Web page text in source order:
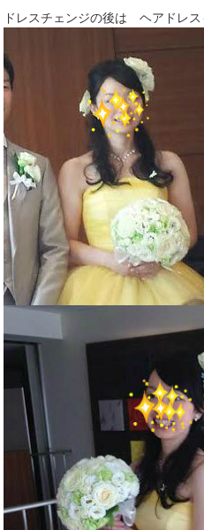
ドレスチェンジの後は ヘアドレス